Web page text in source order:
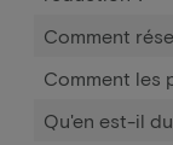
Comment
Comment les
Qu'en est-il